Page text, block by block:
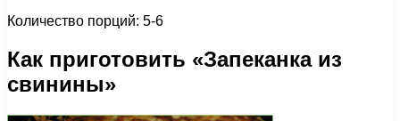
Количество порций: 5-6
Как приготовить «Запеканка из
свинины»